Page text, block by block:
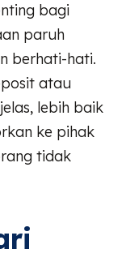
bagi
paruh
berhati-hati.
atau
lebih baik
ke pihak
tidak